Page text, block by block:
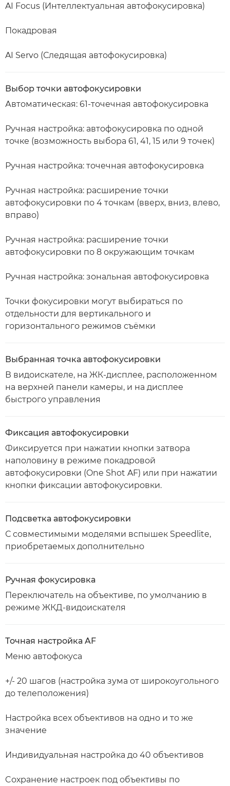
AI Focus (Интеллектуальная автофокусировка)
Покадровая
AI Servo (Следящая автофокусировка)
Выбор точки автофокусировки
Автоматическая: 61-точечная автофокусировка
Ручная настройка: автофокусировка по одной
точке (возможность выбора 61, 41, 15 или 9 точек)
Ручная настройка: точечная автофокусировка
Ручная настройка: расширение точки
автофокусировки по 4 точкам (вверх, вниз, влево,
вправо)
Ручная настройка: расширение точки
автофокусировки по 8 окружающим точкам
Ручная настройка: зональная автофокусировка
Точки фокусировки могут выбираться по
отдельности для вертикального и
горизонтального режимов съёмки
Выбранная точка автофокусировки
В видоискателе, на ЖК-дисплее, расположенном
на верхней панели камеры, и на дисплее
быстрого управления
Фиксация автофокусировки
Фиксируется при нажатии кнопки затвора
наполовину в режиме покадровой
автофокусировки (One Shot AF) или при нажатии
кнопки фиксации автофокусировки.
Подсветка автофокусировки
С совместимыми моделями вспышек Speedlite,
приобретаемых дополнительно
Ручная фокусировка
Переключатель на объективе, по умолчанию в
режиме ЖКД-видоискателя
Точная настройка AF
Меню автофокуса
+/- 20 шагов (настройка зума от широкоугольного
до телеположения)
Настройка всех объективов на одно и то же
значение
Индивидуальная настройка до 40 объективов
Cохранение настроек под объективы по